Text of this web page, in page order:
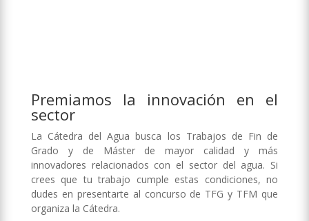
Premiamos la innovación en el
sector
La Cátedra del Agua busca los Trabajos de Fin de
Grado y de Máster de mayor calidad y más
innovadores relacionados con el sector del agua. Si
crees que tu trabajo cumple estas condiciones, no
dudes en presentarte al concurso de TFG y TFM que
organiza la Cátedra.